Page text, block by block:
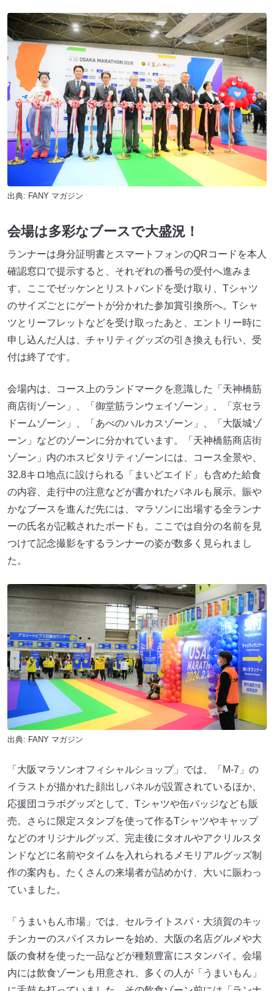
出典: FANY マガジン
会場は多彩なブースで大盛況！
ランナーは身分証明書とスマートフォンのQRコードを本人
確認窓口で提示すると、それぞれの番号の受付へ進みま
す。ここでゼッケンとリストバンドを受け取り、Tシャツ
のサイズごとにゲートが分かれた参加賞引換所へ。Tシャ
ツとリーフレットなどを受け取ったあと、エントリー時に
申し込んだ人は、チャリティグッズの引き換えも行い、受
付は終了です。
会場内は、コース上のランドマークを意識した「天神橋筋
商店街ゾーン」、「御堂筋ランウェイゾーン」、「京セラ
ドームゾーン」、「あべのハルカスゾーン」、「大阪城ゾ
ーン」などのゾーンに分かれています。「天神橋筋商店街
ゾーン」内のホスピタリティゾーンには、コース全景や、
32.8キロ地点に設けられる「まいどエイド」も含めた給食
の内容、走行中の注意などが書かれたパネルも展示。賑や
かなブースを進んだ先には、マラソンに出場する全ランナ
ーの氏名が記載されたボードも。ここでは自分の名前を見
つけて記念撮影をするランナーの姿が数多く見られまし
た。
出典: FANY マガジン
「大阪マラソンオフィシャルショップ」では、「M-7」の
イラストが描かれた顔出しパネルが設置されているほか、
応援団コラボグッズとして、Tシャツや缶バッジなども販
売。さらに限定スタンプを使って作るTシャツやキャップ
などのオリジナルグッズ、完走後にタオルやアクリルスタ
ンドなどに名前やタイムを入れられるメモリアルグッズ制
作の案内も。たくさんの来場者が詰めかけ、大いに賑わっ
ていました。
「うまいもん市場」では、セルライトスパ・大須賀のキッ
チンカーのスパイスカレーを始め、大阪の名店グルメや大
阪の食材を使った一品などが種類豊富にスタンバイ。会場
内には飲食ゾーンも用意され、多くの人が「うまいもん」